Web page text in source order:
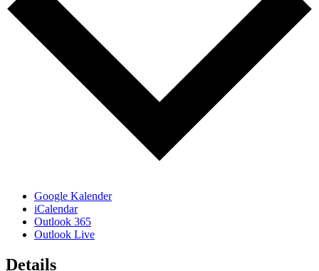
Google Kalender
iCalendar
Outlook 365
Outlook Live
Details